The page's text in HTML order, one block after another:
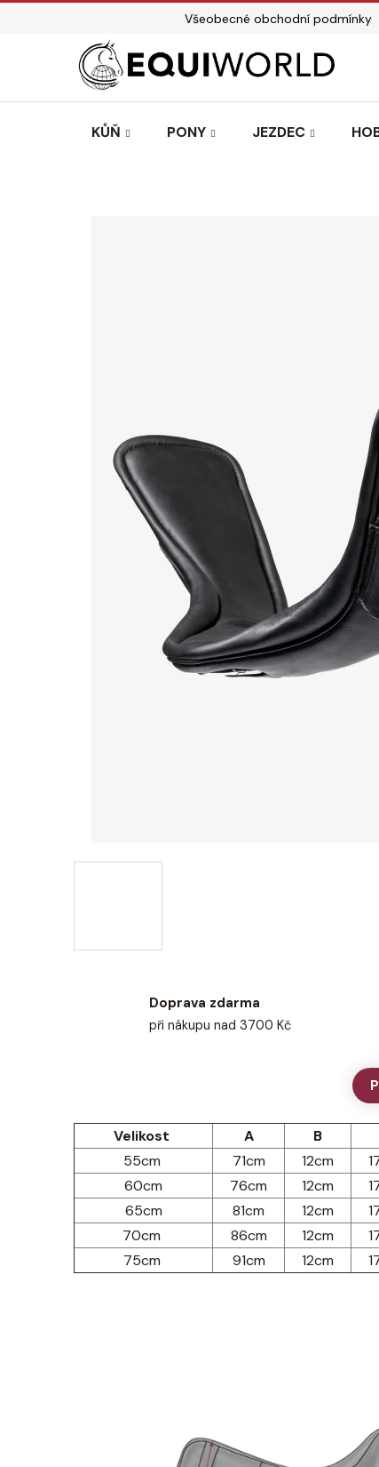
Přejít
Všeobecné obchodní podmínky
KŮŇ PONY JEZDEC
Doprava zdarma
při nákupu nad 3700 Kč
Velikost A B
55cm
71cm 12cm
60cm
76cm 12cm
65cm
81cm 12cm
70cm
86cm 12cm
75cm
91cm 12cm